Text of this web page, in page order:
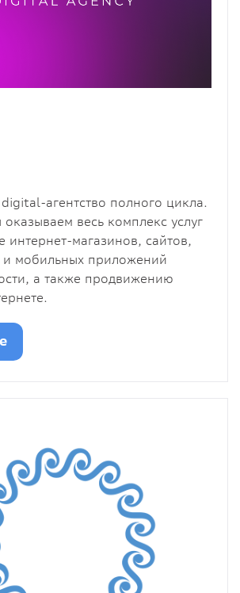
агентство полного цикла.
весь комплекс услуг
интернет-магазинов, сайтов,
и мобильных приложений
а также продвижению